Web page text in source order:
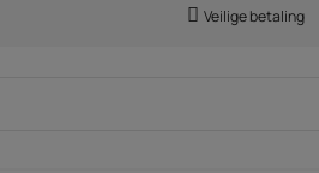
Veilige betaling